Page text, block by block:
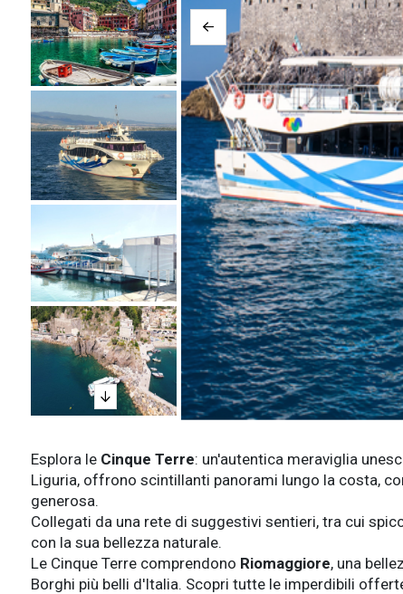
Esplora le Cinque Terre: un'autentica meraviglia
Liguria, offrono scintillanti panorami lungo la costa,
generosa.
Collegati da una rete di suggestivi sentieri, tra cui
con la sua bellezza naturale.
Le Cinque Terre comprendono Riomaggiore, una
Borghi più belli d'Italia. Scopri tutte le imperdibili